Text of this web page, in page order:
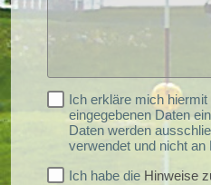
Ich erkläre mich
eingegebenen Daten
Daten werden
verwendet und nicht an
Ich habe die Hinweise